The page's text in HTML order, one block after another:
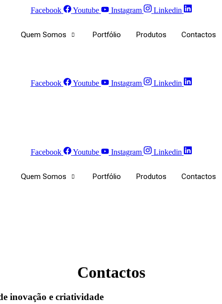
Facebook Youtube Instagram Linkedin
Quem Somos Portfólio Produtos Contactos
Facebook Youtube Instagram Linkedin
Facebook Youtube Instagram Linkedin
Quem Somos Portfólio Produtos Contactos
Contactos
inovação e criatividade